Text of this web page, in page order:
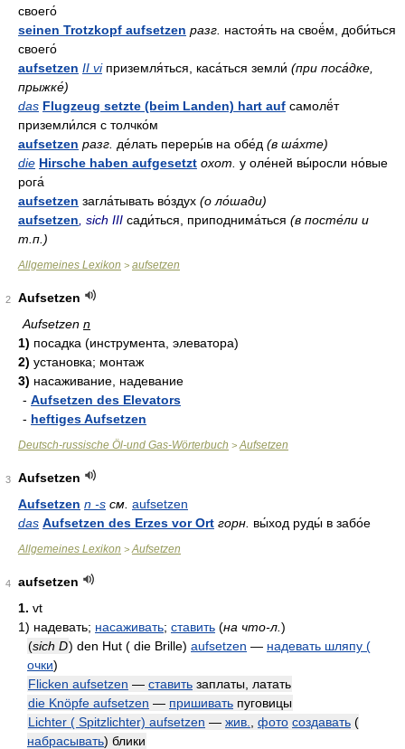
своего́
seinen Trotzkopf aufsetzen разг. настоя́ть на своё́м, доби́ться
своего́
aufsetzen II viприземля́ться, каса́ться земли́ (при поса́дке,
прыжке́)
das Flugzeug setzte (beim Landen) hart auf самолё́т
приземли́лся с толчко́м
aufsetzen разг. де́лать переры́в на обе́д (в ша́хте)
die Hirsche haben aufgesetzt охот. у оле́ней вы́росли но́вые
рога́
aufsetzen загла́тывать во́здух (о ло́шади)
aufsetzen , sich III сади́ться, приподнима́ться (в посте́ли и
т.п.)
Allgemeines Lexikon > aufsetzen
2
Aufsetzen
Aufsetzen n
1) посадка (инструмента, элеватора)
2) установка; монтаж
3) насаживание, надевание
- Aufsetzen des Elevators
- heftiges Aufsetzen
Deutsch-russische Öl-und Gas-Wörterbuch > Aufsetzen
3
Aufsetzen
Aufsetzen n -s см. aufsetzen
das Aufsetzen des Erzes vor Ort горн. вы́ход руды́ в забо́е
Allgemeines Lexikon > Aufsetzen
4
aufsetzen
1. vt
1) надевать; насаживать; ставить (на что-л. )
(sich D) den Hut ( die Brille) aufsetzen — надевать шляпу (
очки)
Flicken aufsetzen — ставить заплаты, латать
die Knöpfe aufsetzen — пришивать пуговицы
Lichter ( Spitzlichter) aufsetzen — жив. фото создавать (
набрасывать) блики